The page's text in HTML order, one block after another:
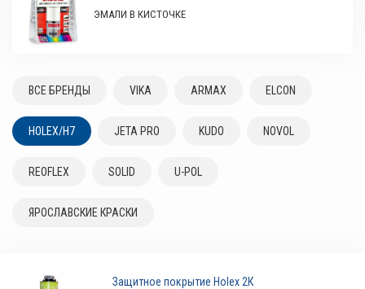
ЭМАЛИ В КИСТОЧКЕ
ВСЕ БРЕНДЫ VIKA ARMAX ELCON
HOLEX/H7 JETA PRO KUDO NOVOL
REOFLEX SOLID U-POL
ЯРОСЛАВСКИЕ КРАСКИ
Защитное покрытие Holex 2К